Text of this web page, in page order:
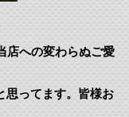
店への変わらぬご愛
思ってます。皆様お